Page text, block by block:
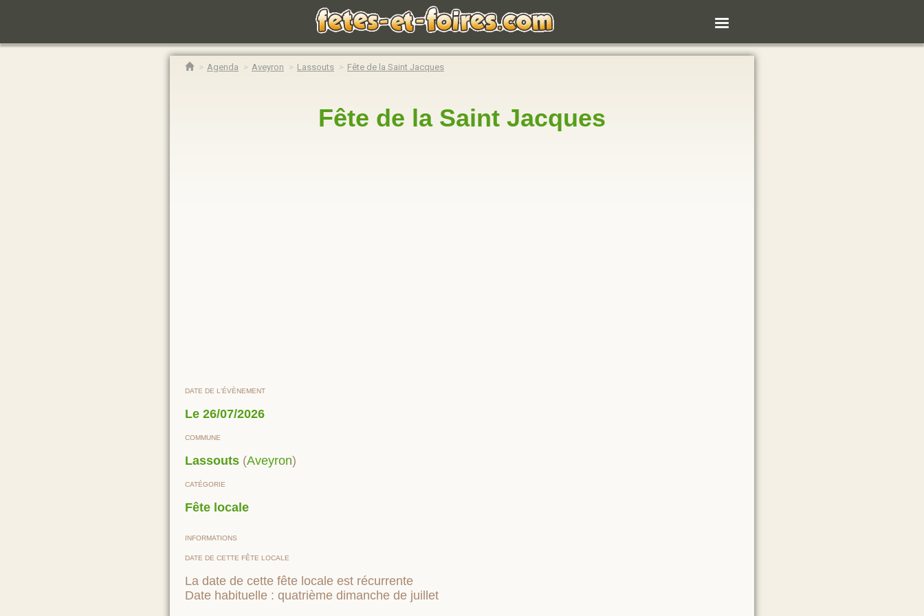
Agenda Aveyron Lassouts Fête de la Saint Jacques
Fête de la Saint Jacques
DATE DE L'ÉVÈNEMENT
Le 26/07/2026
COMMUNE
Lassouts (Aveyron)
CATÉGORIE
Fête locale
INFORMATIONS
DATE DE CETTE FÊTE LOCALE
La date de cette fête locale est récurrente
Date habituelle : quatrième dimanche de juillet